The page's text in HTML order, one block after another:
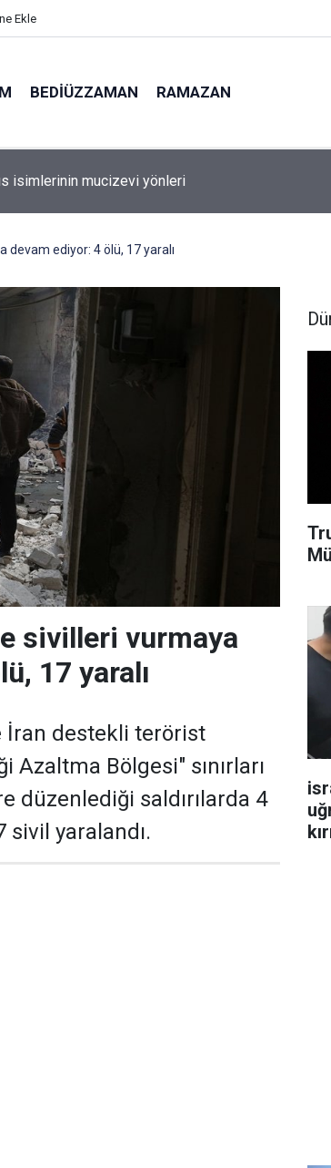
Ekle
BEDIÜZZAMAN RAMAZAN
kazanan Müslüman adaya kin kustu
devam ediyor: 4 ölü, 17 yaralı
sivilleri vurmaya
17 yaralı
İran destekli terörist
Azaltma Bölgesi" sınırları
düzenlediği saldırılarda 4
sivil yaralandı.